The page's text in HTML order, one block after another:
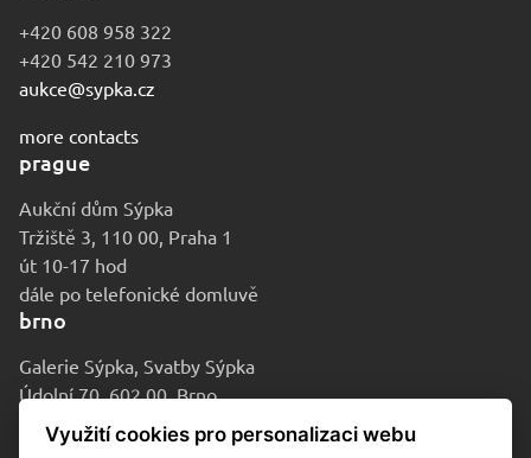
+420 608 958 322
+420 542 210 973
aukce@sypka.cz
more contacts
prague
Aukční dům Sýpka
Tržiště 3, 110 00, Praha 1
út 10-17 hod
dále po telefonické domluvě
brno
Galerie Sýpka, Svatby Sýpka
Údolní 70, 602 00, Brno
po-pá 9-16 hod
Využití cookies pro personalizaci webu